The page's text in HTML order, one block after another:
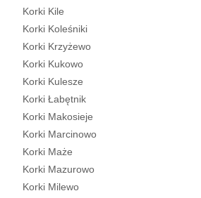
Korki Kile
Korki Koleśniki
Korki Krzyżewo
Korki Kukowo
Korki Kulesze
Korki Łabętnik
Korki Makosieje
Korki Marcinowo
Korki Maże
Korki Mazurowo
Korki Milewo